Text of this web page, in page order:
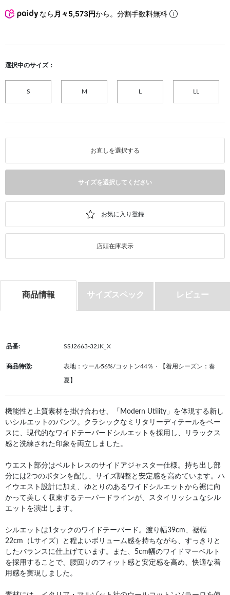
なら 月々5,573円から。分割手数料無料
選択中のサイズ：
S M
お直しを選択する
サイズを選択してください
店頭在庫表示
商品情報 サイズスペック レビュー
品番: SSJ2663-32JK_X
商品特徴: 表地：ウール56%/コットン44％・【着用シーズン：春
夏】
機能性と上質素材を掛け合わせ、「Modern Utility」を体現する新し
いシルエットのパンツ。クラシックなミリタリーディテールをベー
スに、現代的なワイドテーパードシルエットを採用し、リラックス
感と洗練された印象を両立しました。
ウエスト部分はベルトレスのサイドアジャスター仕様。持ち出し部
分には2つのボタンを配し、サイズ調整と安定感を高めています。ハ
イウエスト設計に加え、ゆとりのあるワイドシルエットから裾に向
かって美しく収束するテーパードラインが、スタイリッシュなシル
エットを演出します。
シルエットは1タックのワイドテーパード。渡り幅39cm、裾幅
22cm（Lサイズ）と程よいボリューム感を持ちながら、すっきりと
したバランスに仕上げています。また、5cm幅のワイドマーベルト
を採用することで、腰回りのフィット感と安定感を高め、快適な着
用感を実現しました。